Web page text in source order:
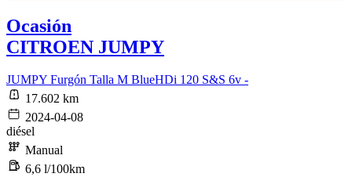
Ocasión
CITROEN JUMPY
JUMPY Furgón Talla M BlueHDi 120 S&S 6v -
17.602 km
2024-04-08
diésel
Manual
6,6 l/100km